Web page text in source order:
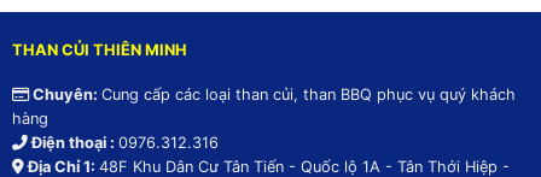
THAN CỦI THIÊN MINH
Chuyên: Cung cấp các loại than củi, than BBQ phục vụ quý khách
hàng
Điện thoại : 0976.312.316
Địa Chỉ 1: 48F Khu Dân Cư Tân Tiến - Quốc lộ 1A - Tân Thới Hiệp -